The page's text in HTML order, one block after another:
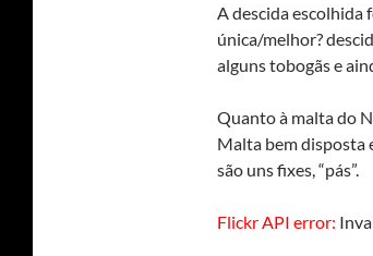
A descida escolhida
única/melhor?
alguns tobogãs e
Quanto à malta do
Malta bem disposta
são uns fixes, “pás”.
Flickr API error: